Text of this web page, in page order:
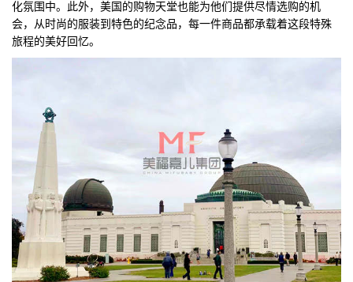
化氛围中。此外，美国的购物天堂也能为他们提供尽情选购的机
会，从时尚的服装到特色的纪念品，每一件商品都承载着这段特殊
旅程的美好回忆。